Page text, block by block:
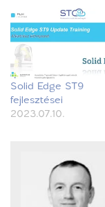
Solid Edge ST9
fejlesztései
2023.07.10.